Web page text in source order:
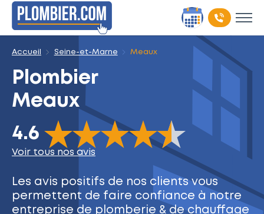
Accueil Seine-et-Marne Meaux
Plombier
Meaux
4.6
The rating of this product is 4.6out of 5
Voir tous nos avis
Les avis positifs de nos clientsvous
permettent de faire confiance à notre
entreprise de plomberie & de chauffage